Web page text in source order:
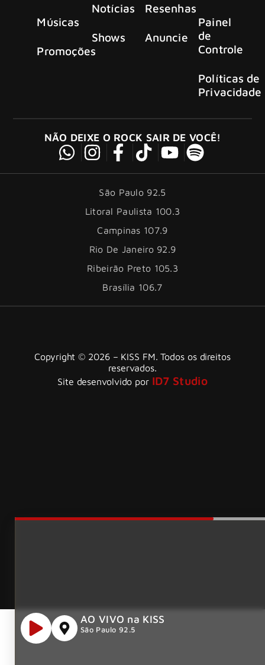
Músicas
Promoções
Notícias
Shows
Resenhas
Anuncie
Painel
de
Controle
Políticas de
Privacidade
NÃO DEIXE O ROCK SAIR DE VOCÊ!
São Paulo 92.5
Litoral Paulista 100.3
Campinas 107.9
Rio De Janeiro 92.9
Ribeirão Preto 105.3
Brasília 106.7
Copyright © 2026 – KISS FM. Todos os direitos
reservados.
Site desenvolvido por ID7 Studio
AO VIVO na KISS
São Paulo 92.5